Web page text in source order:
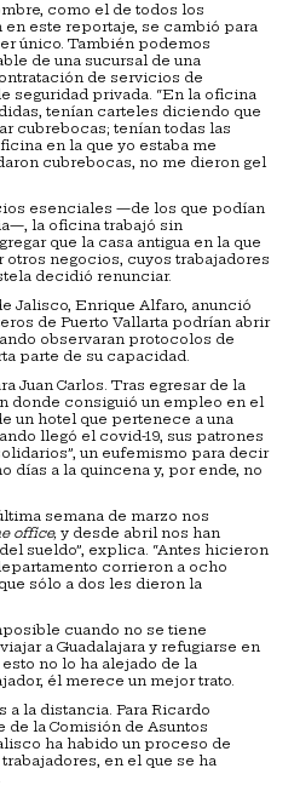
como el de todos los
este reportaje, se cambió para
único. También podemos
de una sucursal de una
de servicios de
seguridad privada. “En la oficina
tenían carteles diciendo que
cubrebocas; tenían todas las
en la que yo estaba me
cubrebocas, no me dieron gel
esenciales —de los que podían
la oficina trabajó sin
que la casa antigua en la que
otros negocios, cuyos trabajadores
decidió renunciar.
Jalisco, Enrique Alfaro, anunció
de Puerto Vallarta podrían abrir
observaran protocolos de
parte de su capacidad.
Juan Carlos. Tras egresar de la
donde consiguió un empleo en el
un hotel que pertenece a una
llegó el covid-19, sus patrones
un eufemismo para decir
días a la quincena y, por ende, no
semana de marzo nos
office, y desde abril nos han
sueldo”, explica. “Antes hicieron
corrieron a ocho
sólo a dos les dieron la
cuando no se tiene
a Guadalajara y refugiarse en
no lo ha alejado de la
él merece un mejor trato.
a la distancia. Para Ricardo
la Comisión de Asuntos
ha habido un proceso de
en el que se ha